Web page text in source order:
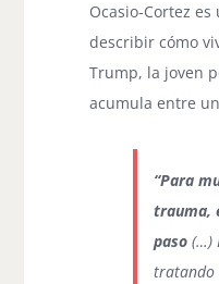
Ocasio-Cortez
describir cómo
Trump, la joven
acumula entre
“Para
trauma,
paso (…)
tratando